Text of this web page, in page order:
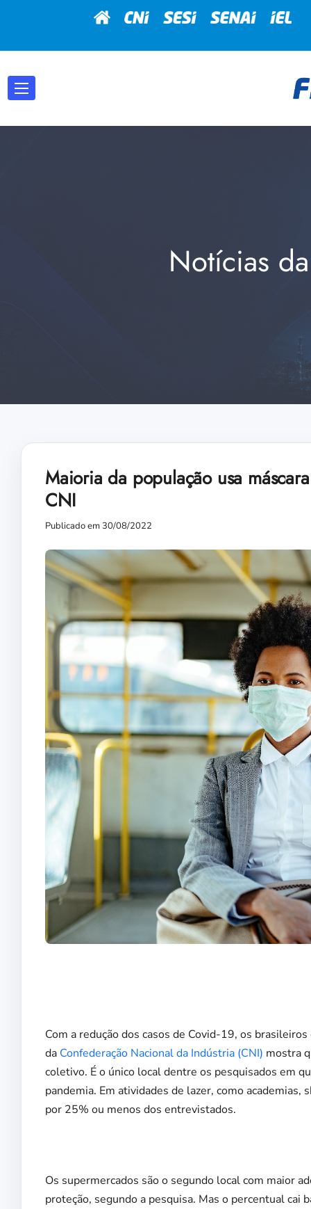
Notícias
Maioria da população usa
CNI
Publicado em 30/08/2022
Com a redução dos casos de Covid-19, os
da Confederação Nacional da Indústria (CNI) mostra
coletivo. É o único local dentre os pesquisados em
pandemia. Em atividades de lazer, como academias,
por 25% ou menos dos entrevistados.
Os supermercados são o segundo local com maior
proteção, segundo a pesquisa. Mas o percentual cai